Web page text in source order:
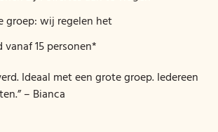
groep: wij regelen het
15 personen*
Ideaal met een grote groep. Iedereen
– Bianca